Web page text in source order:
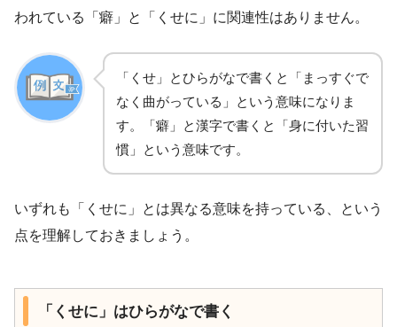
われている「癖」と「くせに」に関連性はありません。
「くせ」とひらがなで書くと「まっすぐで
なく曲がっている」という意味になりま
す。「癖」と漢字で書くと「身に付いた習
慣」という意味です。
いずれも「くせに」とは異なる意味を持っている、という
点を理解しておきましょう。
「くせに」はひらがなで書く